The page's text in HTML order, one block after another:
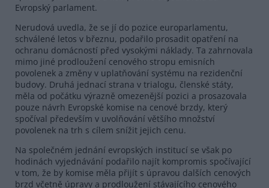
Evropský parlament.
Nerudová uvedla, že se jí do pozice europarlamentu,
schválené letos v březnu, podařilo prosadit opatření na
ochranu domácností před vysokými náklady. Ta zahrnovala
mimo jiné prodloužení cenového stropu emisních
povolenek a změny v uplatňování systému na rezidenční
budovy. Druhá jednací strana v trialogu, členské státy,
měla od počátku výrazně omezenější pozici a prosazovala
pouze návrh Evropské komise na cenové brzdy, který
spočíval především v uvolňování většího množství
povolenek na trh s cílem snížit jejich cenu.
Na společném jednání evropských institucí se však po
hodinách vyjednávání podařilo najít kompromis spočívající
v tom, že by komise měla přijít s úpravou dalších cenových
brzd včetně úpravy a prodloužení stávajícího cenového